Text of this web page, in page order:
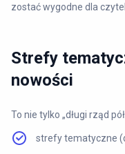
zostać wygodne dla
Strefy
nowości
To nie tylko „długi rząd
strefy tematyczne